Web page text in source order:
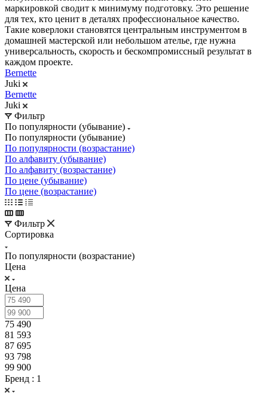
маркировкой сводит к минимуму подготовку. Это решение
для тех, кто ценит в деталях профессиональное качество.
Такие коверлоки становятся центральным инструментом в
домашней мастерской или небольшом ателье, где нужна
универсальность, скорость и бескомпромиссный результат в
каждом проекте.
Bernette
Juki
Bernette
Juki
Фильтр
По популярности (убывание)
По популярности (убывание)
По популярности (возрастание)
По алфавиту (убывание)
По алфавиту (возрастание)
По цене (убывание)
По цене (возрастание)
Фильтр
Сортировка
По популярности (возрастание)
Цена
Цена
75 490
81 593
87 695
93 798
99 900
Бренд : 1